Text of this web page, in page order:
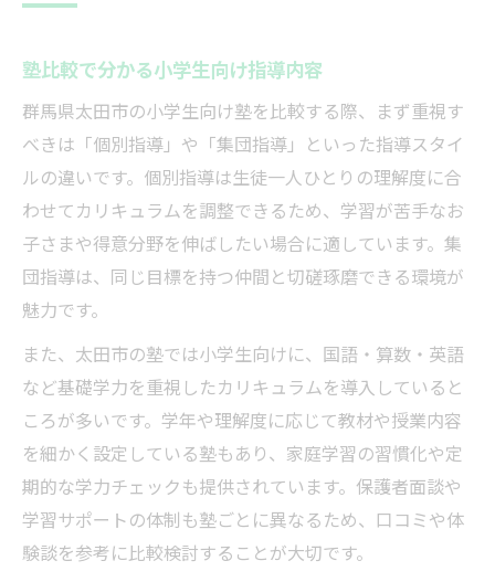
塾比較で分かる小学生向け指導内容
群馬県太田市の小学生向け塾を比較する際、まず重視す
べきは「個別指導」や「集団指導」といった指導スタイ
ルの違いです。個別指導は生徒一人ひとりの理解度に合
わせてカリキュラムを調整できるため、学習が苦手なお
子さまや得意分野を伸ばしたい場合に適しています。集
団指導は、同じ目標を持つ仲間と切磋琢磨できる環境が
魅力です。
また、太田市の塾では小学生向けに、国語・算数・英語
など基礎学力を重視したカリキュラムを導入していると
ころが多いです。学年や理解度に応じて教材や授業内容
を細かく設定している塾もあり、家庭学習の習慣化や定
期的な学力チェックも提供されています。保護者面談や
学習サポートの体制も塾ごとに異なるため、口コミや体
験談を参考に比較検討することが大切です。